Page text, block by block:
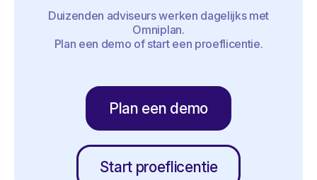
Duizenden adviseurs werken dagelijks met
Omniplan.
Plan een demo of start een proeflicentie.
Plan een demo
Start proeflicentie